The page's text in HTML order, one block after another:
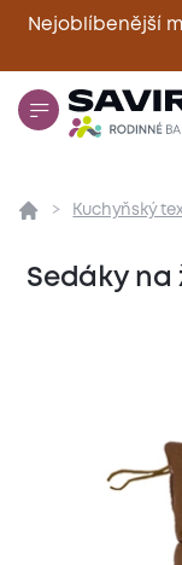
Nejoblíbenější
Kuchyňský
Sedáky na